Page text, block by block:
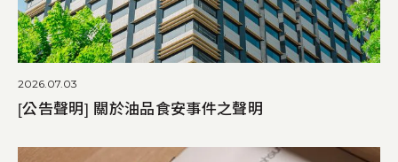
2026.07.03
[公告聲明] 關於油品食安事件之聲明